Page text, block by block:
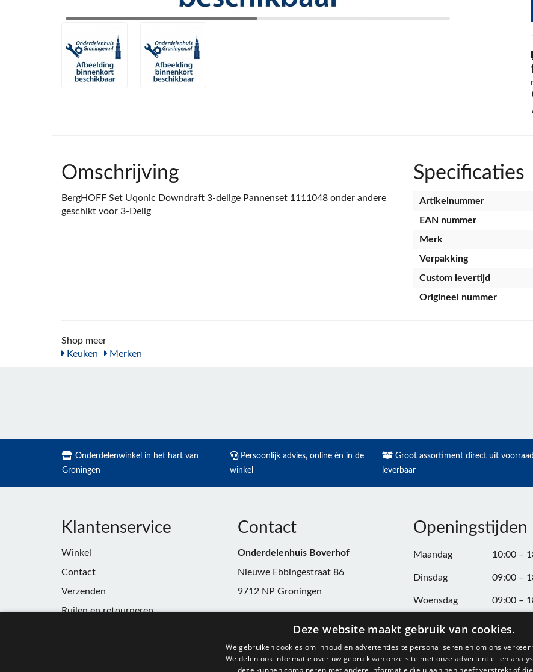
Omschrijving
BergHOFF Set Uqonic Downdraft 3-delige Pannenset 1111048 onder andere
geschikt voor 3-Delig
Specificaties
Artikelnummer
EAN nummer
Merk
Verpakking
Custom levertijd
Origineel nummer
Shop meer
Keuken
Merken
Onderdelenwinkel in het hart van
Groningen
Persoonlijk advies, online én in de
winkel
Groot assortiment direct uit voorraad
leverbaar
Klantenservice
Winkel
Contact
Verzenden
Ruilen en retourneren
Contact
Onderdelenhuis Boverhof
Nieuwe Ebbingestraat 86
9712 NP Groningen
winkel@onderdelenhuisgroningen.nl
Openingstijden
Maandag 10:00 –
Dinsdag 09:00 –
Woensdag 09:00 –
Donderdag 09:00 –
Vrijdag 09:00 –
Zaterdag 09:00 –
Deze website maakt gebruik van cookies.
We gebruiken cookies om inhoud en advertenties te personaliseren en om ons
We delen ook informatie over uw gebruik van onze site met onze advertentie- en
deze kunnen combineren met andere informatie die u aan hen heeft verstrekt of